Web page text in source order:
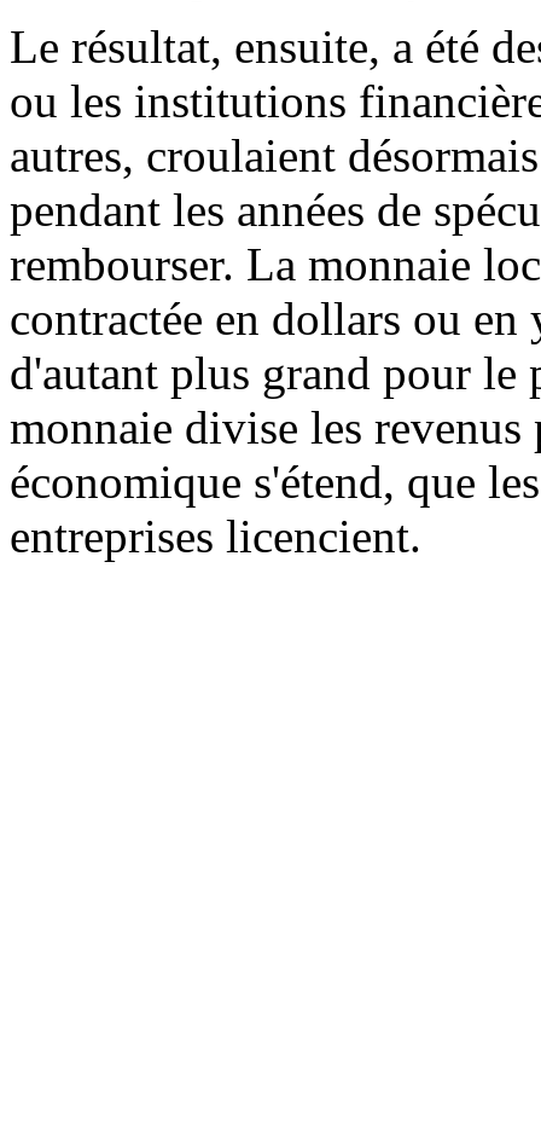
Le résultat, ensuite, a été
ou les institutions
autres, croulaient
pendant les années de
rembourser. La monnaie
contractée en dollars ou en
d'autant plus grand pour le
monnaie divise les
économique s'étend, que
entreprises licencient.